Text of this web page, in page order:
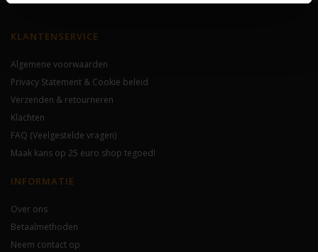
KLANTENSERVICE
Algemene voorwaarden
Privacy Statement & Cookie beleid
Verzenden & retourneren
Klachten
FAQ (Veelgestelde vragen)
Maak kans op 25 euro shop tegoed!
INFORMATIE
Over ons
Betaalmethoden
Neem contact op